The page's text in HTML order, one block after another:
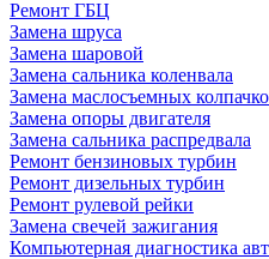
Ремонт ГБЦ
Замена шруса
Замена шаровой
Замена сальника коленвала
Замена маслосъемных
Замена опоры двигателя
Замена сальника распредвала
Ремонт бензиновых турбин
Ремонт дизельных турбин
Ремонт рулевой рейки
Замена свечей зажигания
Компьютерная диагностика